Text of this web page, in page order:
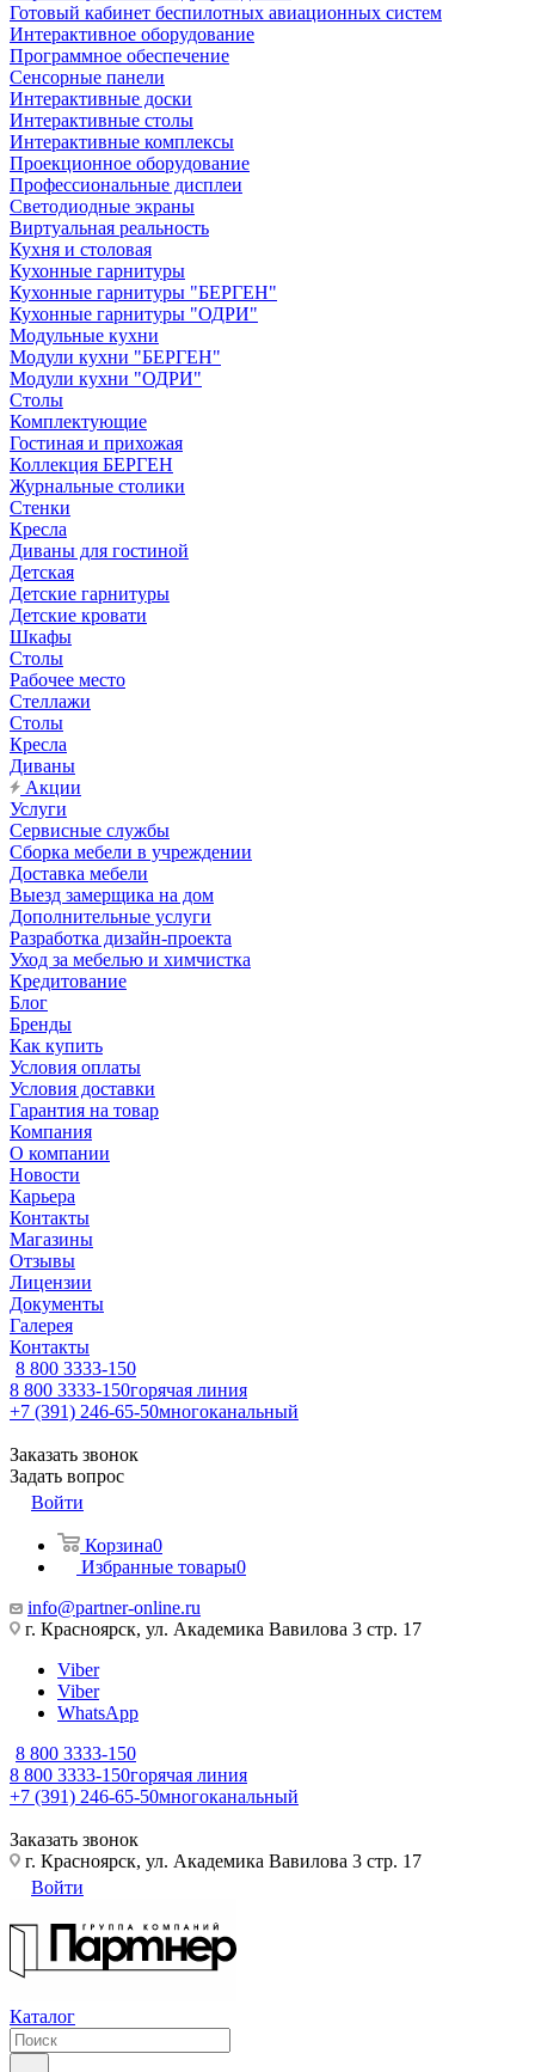
Готовый кабинет беспилотных авиационных систем
Интерактивное оборудование
Программное обеспечение
Сенсорные панели
Интерактивные доски
Интерактивные столы
Интерактивные комплексы
Проекционное оборудование
Профессиональные дисплеи
Светодиодные экраны
Виртуальная реальность
Кухня и столовая
Кухонные гарнитуры
Кухонные гарнитуры "БЕРГЕН"
Кухонные гарнитуры "ОДРИ"
Модульные кухни
Модули кухни "БЕРГЕН"
Модули кухни "ОДРИ"
Столы
Комплектующие
Гостиная и прихожая
Коллекция БЕРГЕН
Журнальные столики
Стенки
Кресла
Диваны для гостиной
Детская
Детские гарнитуры
Детские кровати
Шкафы
Столы
Рабочее место
Стеллажи
Столы
Кресла
Диваны
Акции
Услуги
Сервисные службы
Сборка мебели в учреждении
Доставка мебели
Выезд замерщика на дом
Дополнительные услуги
Разработка дизайн-проекта
Уход за мебелью и химчистка
Кредитование
Блог
Бренды
Как купить
Условия оплаты
Условия доставки
Гарантия на товар
Компания
О компании
Новости
Карьера
Контакты
Магазины
Отзывы
Лицензии
Документы
Галерея
Контакты
8 800 3333-150
8 800 3333-150горячая линия
+7 (391) 246-65-50многоканальный
Заказать звонок
Задать вопрос
Войти
Корзина0
Избранные товары0
info@partner-online.ru
г. Красноярск, ул. Академика Вавилова 3 стр. 17
Viber
Viber
WhatsApp
8 800 3333-150
8 800 3333-150горячая линия
+7 (391) 246-65-50многоканальный
Заказать звонок
г. Красноярск, ул. Академика Вавилова 3 стр. 17
Войти
Каталог